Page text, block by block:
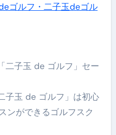
ゴルフ・二子玉deゴル
子玉 de ゴルフ」セー
子玉 de ゴルフ」は初心
ンができるゴルフスク